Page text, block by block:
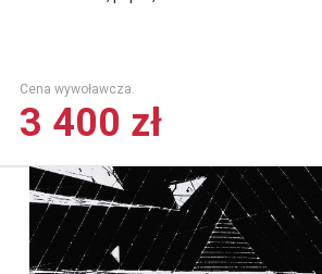
Cena wywoławcza.
3 400 zł